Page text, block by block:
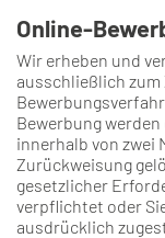
Online-
Wir erheben und
ausschließlich zum
Bewerbung
innerhalb von zwei
Zurückweisung
gesetzlicher
verpflichtet oder
ausdrücklich